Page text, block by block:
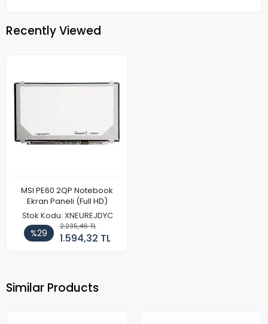
Recently Viewed
MSI PE60 2QP Notebook
Ekran Paneli (Full HD)
Stok Kodu: XNEUREJDYC
%29
2.235,46 TL
1.594,32 TL
Similar Products